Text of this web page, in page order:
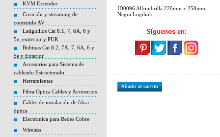
KVM Extender
Creación y streaming de
contenido AV
Latiguillos Cat 8.1, 7, 6A, 6 y
5e, extrerior y PUR
Bobinas Cat 8.2, 7A, 7, 6A, 6 y
5e y Exterior
Accesorios para Sistema de
cableado Estructurado
Herramientas
Fibra Optica Cables y Accesorios
Cables de instalación de fibra
óptica
Electronica para Redes Cobre
Wireless
ID0096 Alfombrilla 220mm x 250mm
Negra Logilink
Síguenos en:
Añadir al carrito